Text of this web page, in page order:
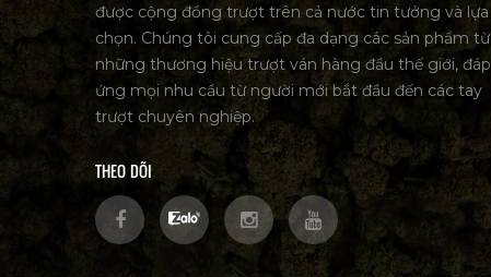
được cộng đồng trượt trên cả nước tin tưởng và lựa
chọn. Chúng tôi cung cấp đa dạng các sản phẩm từ
những thương hiệu trượt ván hàng đầu thế giới, đáp
ứng mọi nhu cầu từ người mới bắt đầu đến các tay
trượt chuyên nghiệp.
THEO DÕI